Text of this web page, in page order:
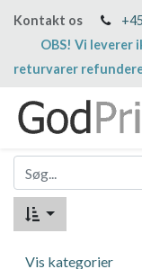
Kontakt os
OBS! Vi
returvarer
Vis kategorier